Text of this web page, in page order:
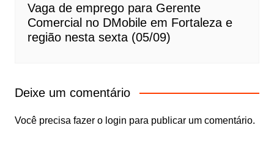
Vaga de emprego para Gerente
Comercial no DMobile em Fortaleza e
região nesta sexta (05/09)
Deixe um comentário
Você precisa fazer o login para publicar um comentário.